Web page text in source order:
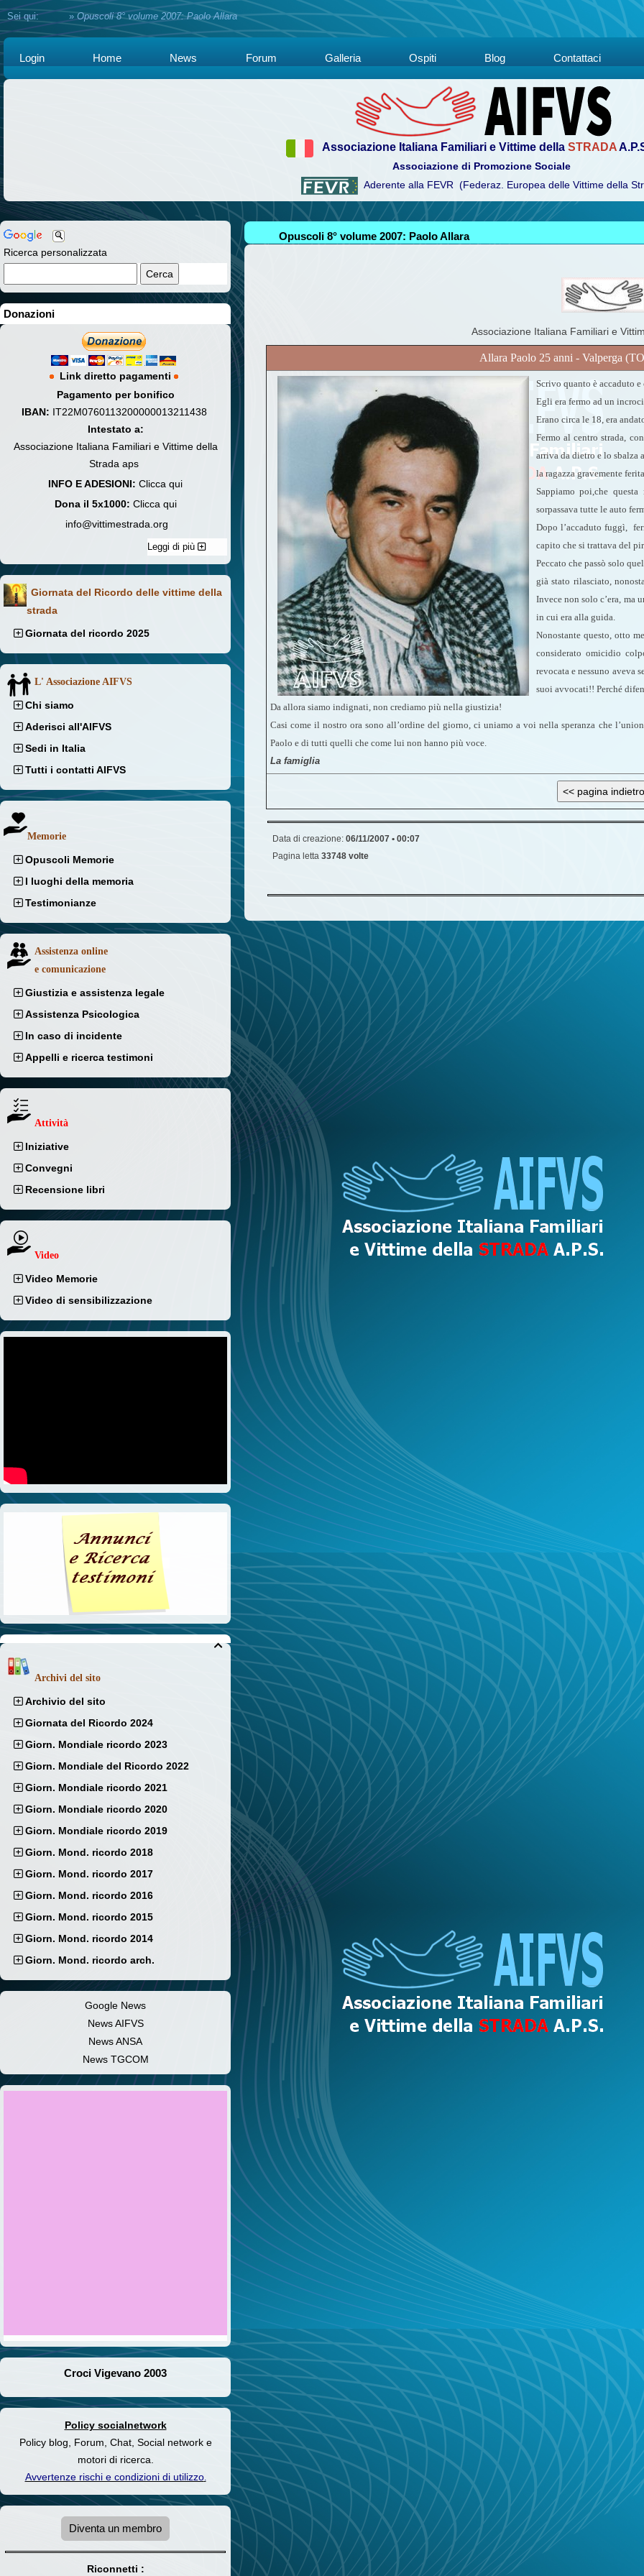
Sei qui:Home »Opuscoli 8° volume 2007: Paolo Allara
Login Home News Forum Galleria Ospiti Blog Contattaci
Associazione Italiana Familiari e Vittime della STRADA
Associazione di Promozione Sociale
Aderente alla FEVR (Federaz. Europea delle Vittime della
Ricerca personalizzata
Donazioni
Link diretto pagamenti
Pagamento per bonifico
IBAN: IT22M0760113200000013211438
Intestato a:
Associazione Italiana Familiari e Vittime della
Strada aps
INFO E ADESIONI: Clicca qui
Dona il 5x1000: Clicca qui
info@vittimestrada.org
Leggi di più
Giornata del Ricordo delle vittime della
strada
Giornata del ricordo 2025
L' Associazione AIFVS
Chi siamo
Aderisci all'AIFVS
Sedi in Italia
Tutti i contatti AIFVS
Memorie
Opuscoli Memorie
I luoghi della memoria
Testimonianze
Assistenza online
e comunicazione
Giustizia e assistenza legale
Assistenza Psicologica
In caso di incidente
Appelli e ricerca testimoni
Attività
Iniziative
Convegni
Recensione libri
Video
Video Memorie
Video di sensibilizzazione

Archivi del sito
Archivio del sito
Giornata del Ricordo 2024
Giorn. Mondiale ricordo 2023
Giorn. Mondiale del Ricordo 2022
Giorn. Mondiale ricordo 2021
Giorn. Mondiale ricordo 2020
Giorn. Mondiale ricordo 2019
Giorn. Mond. ricordo 2018
Giorn. Mond. ricordo 2017
Giorn. Mond. ricordo 2016
Giorn. Mond. ricordo 2015
Giorn. Mond. ricordo 2014
Giorn. Mond. ricordo arch.
Google News
News AIFVS
News ANSA
News TGCOM
Croci Vigevano 2003
Policy socialnetwork
Policy blog, Forum, Chat, Social network e
motori di ricerca.
Avvertenze rischi e condizioni di utilizzo.
Diventa un membro
Riconnetti :
Opuscoli 8° volume 2007: Paolo Allara
Associazione Italiana Familiari e
Allara Paolo 25 anni - Valperga
Scrivo quanto è accaduto
Egli era fermo ad un
Erano circa le 18, era
Fermo al centro strada,
arriva da dietro e lo sbalza
la ragazza gravemente
Sappiamo poi,che
sorpassava tutte le auto
Dopo l’accaduto fuggì,
capito che si trattava del
Peccato che passò solo
già stato rilasciato,
Invece non solo c’era, ma
in cui era alla guida.
Nonostante questo, otto
considerato omicidio
revocata e nessuno aveva
suoi avvocati!! Perché
Da allora siamo indignati, non crediamo più nella giustizia!
Casi come il nostro ora sono all’ordine del giorno, ci uniamo a voi nella speranza che
Paolo e di tutti quelli che come lui non hanno più voce.
La famiglia
Data di creazione: 06/11/2007 • 00:07
Pagina letta 33748 volte